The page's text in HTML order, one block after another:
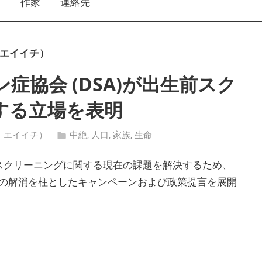
イチ）
協会 (DSA)が出生前スク
る立場を表明
イイチ） 中絶, 人口, 家族, 生命
リーニングに関する現在の課題を解決するため、
解消を柱としたキャンペーンおよび政策提言を展開